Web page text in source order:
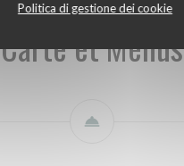
Politica di gestione dei cookie
Carte et Menus